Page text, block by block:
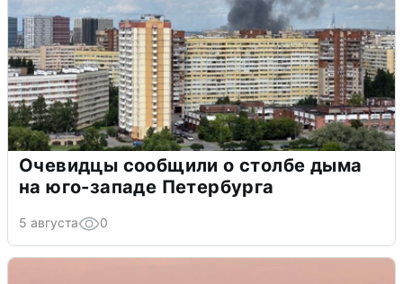
Очевидцы сообщили о столбе дыма
на юго-западе Петербурга
5 августа 0